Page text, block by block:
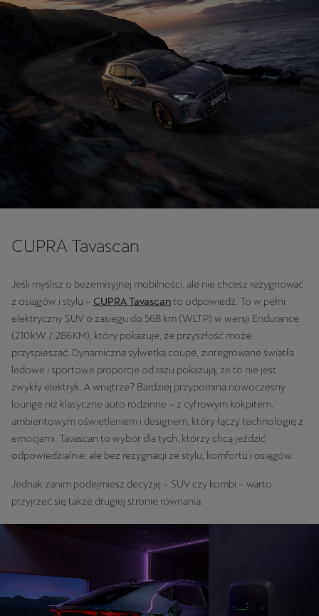
CUPRA Tavascan
Jeśli myślisz o bezemisyjnej mobilności, ale nie chcesz rezygnować
z osiągów i stylu – CUPRA Tavascanto odpowiedź. To w pełni
elektryczny SUV o zasięgu do 568 km (WLTP) w wersji Endurance
(210 kW / 286 KM), który pokazuje, że przyszłość może
przyspieszać. Dynamiczna sylwetka coupé, zintegrowane światła
ledowe i sportowe proporcje od razu pokazują, że to nie jest
zwykły elektryk. A wnętrze? Bardziej przypomina nowoczesny
lounge niż klasyczne auto rodzinne – z cyfrowym kokpitem,
ambientowym oświetleniem i designem, który łączy technologię z
emocjami. Tavascan to wybór dla tych, którzy chcą jeździć
odpowiedzialnie, ale bez rezygnacji ze stylu, komfortu i osiągów.
Jednak zanim podejmiesz decyzję – SUV czy kombi – warto
przyjrzeć się także drugiej stronie równania.